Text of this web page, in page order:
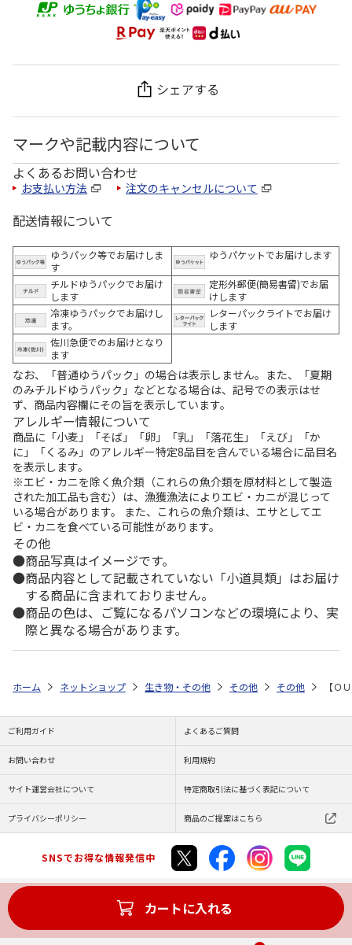
シェアする
マークや記載内容について
よくあるお問い合わせ
お支払い方法 注文のキャンセルについて
配送情報について
ゆうパック等でお届けしま
す
ゆうパケットでお届けします
チルドゆうパックでお届け
します
定形外郵便(簡易書留)でお届
けします
冷凍ゆうパックでお届けし
ます。
レターパックライトでお届け
します
佐川急便でのお届けとなり
ます
なお、「普通ゆうパック」の場合は表示しません。また、「夏期
のみチルドゆうパック」などとなる場合は、記号での表示はせ
ず、商品内容欄にその旨を表示しています。
アレルギー情報について
商品に「小麦」「そば」「卵」「乳」「落花生」「えび」「か
に」「くるみ」のアレルギー特定8品目を含んでいる場合に品目名
を表示します。
※エビ・カニを除く魚介類（これらの魚介類を原材料として製造
された加工品も含む）は、漁獲漁法によりエビ・カニが混じって
いる場合があります。 また、これらの魚介類は、エサとしてエ
ビ・カニを食べている可能性があります。
その他
商品写真はイメージです。
商品内容として記載されていない「小道具類」はお届け
する商品に含まれておりません。
商品の色は、ご覧になるパソコンなどの環境により、実
際と異なる場合があります。
カートに入れる
ホーム ネットショップ 生き物・その他 その他 その他 【Ｏ
ご利用ガイド よくあるご質問
お問い合わせ 利用規約
サイト運営会社について 特定商取引法に基づく表記について
プライバシーポリシー 商品のご提案はこちら
SNSでお得な情報発信中